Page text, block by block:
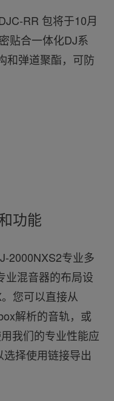
RR 包将于10月
贴合一体化DJ系
和弹道聚酯，可防
功能
2000NXS2专业多
业混音器的布局设
您可以直接从
解析的音轨，或
我们的专业性能应
择使用链接导出